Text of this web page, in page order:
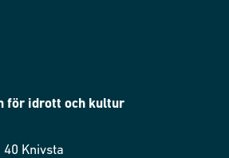
för idrott och kultur
40 Knivsta